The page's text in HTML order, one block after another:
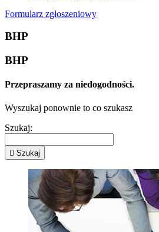
Formularz zgłoszeniowy
BHP
BHP
Przepraszamy za niedogodności.
Wyszukaj ponownie to co szukasz
Szukaj:
 Szukaj